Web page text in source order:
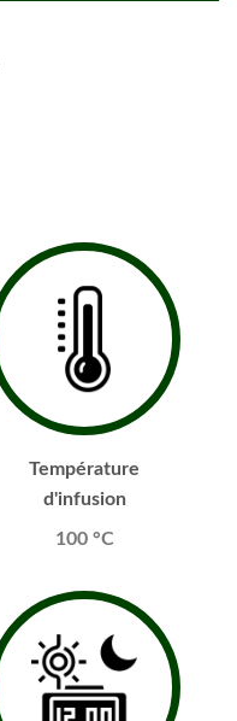
Température
d'infusion
100 °C